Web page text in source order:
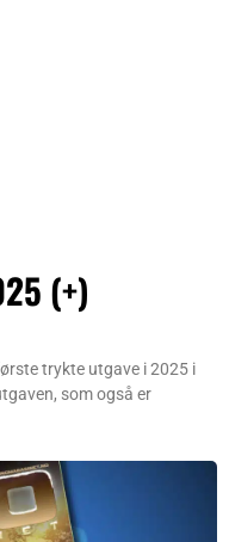
(+)
trykte utgave i 2025 i
som også er